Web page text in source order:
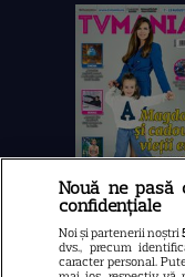
Nouă ne pasă
confidențiale
Noi și partenerii noștri
dvs., precum
caracter personal.